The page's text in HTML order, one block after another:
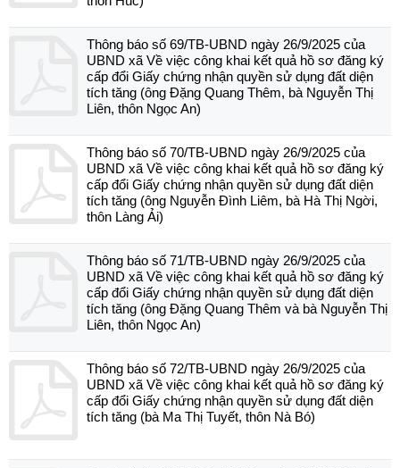
Thông báo số 69/TB-UBND ngày 26/9/2025 của
UBND xã Về việc công khai kết quả hồ sơ đăng ký
cấp đổi Giấy chứng nhận quyền sử dụng đất diện
tích tăng (ông Đặng Quang Thêm, bà Nguyễn Thị
Liên, thôn Ngọc An)
Thông báo số 70/TB-UBND ngày 26/9/2025 của
UBND xã Về việc công khai kết quả hồ sơ đăng ký
cấp đổi Giấy chứng nhận quyền sử dụng đất diện
tích tăng (ông Nguyễn Đình Liêm, bà Hà Thị Ngời,
thôn Làng Ải)
Thông báo số 71/TB-UBND ngày 26/9/2025 của
UBND xã Về việc công khai kết quả hồ sơ đăng ký
cấp đổi Giấy chứng nhận quyền sử dụng đất diện
tích tăng (ông Đặng Quang Thêm và bà Nguyễn Thị
Liên, thôn Ngọc An)
Thông báo số 72/TB-UBND ngày 26/9/2025 của
UBND xã Về việc công khai kết quả hồ sơ đăng ký
cấp đổi Giấy chứng nhận quyền sử dụng đất diện
tích tăng (bà Ma Thị Tuyết, thôn Nà Bó)